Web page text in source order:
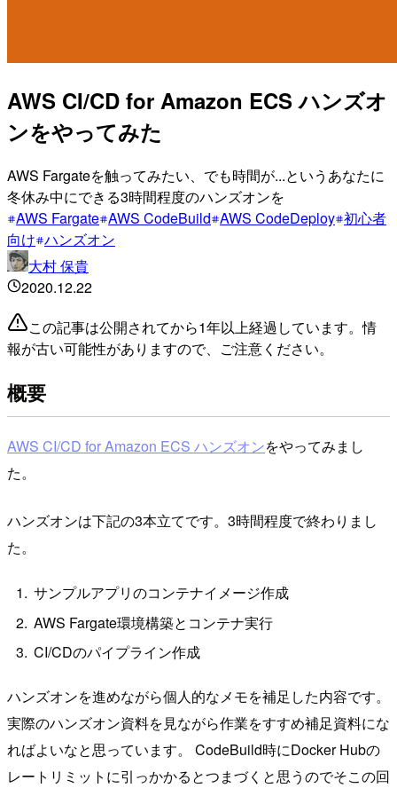
AWS CI/CD for Amazon ECS ハンズオ
ンをやってみた
AWS Fargateを触ってみたい、でも時間が...というあなたに
冬休み中にできる3時間程度のハンズオンを
AWS Fargate AWS CodeBuild AWS CodeDeploy 初心者
向け ハンズオン
大村 保貴
2020.12.22
この記事は公開されてから1年以上経過しています。情
報が古い可能性がありますので、ご注意ください。
概要
AWS CI/CD for Amazon ECS ハンズオンをやってみまし
た。
ハンズオンは下記の3本立てです。3時間程度で終わりまし
た。
サンプルアプリのコンテナイメージ作成
AWS Fargate環境構築とコンテナ実行
CI/CDのパイプライン作成
ハンズオンを進めながら個人的なメモを補足した内容です。
実際のハンズオン資料を見ながら作業をすすめ補足資料にな
ればよいなと思っています。 CodeBuild時にDocker Hubの
レートリミットに引っかかるとつまづくと思うのでそこの回